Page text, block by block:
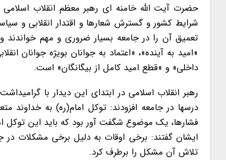
حضرت آیت الله خامنه ای رهبر معظم انقلاب
شرایط کشور و گسترش شعارها و اقتدار انقلابی و
تعمیق آن را در جامعه بسیار ضروری و مهم خواندند
«امید به آینده»، «اعتماد به جوانان بویژه جوانان
داخلی» و «قطع امید کامل از بیگانگان» است.
رهبر انقلاب اسلامی در ابتدای این دیدار با
درسها در جامعه افزودند: توکل امام(ره) به
فشارها، یک موضوع شگفت آور بود که باید این توکل
ایشان گفتند: برخی اوقات به دلیل برخی مشکلات در
تلاش آن مشکل را برطرف کرد.